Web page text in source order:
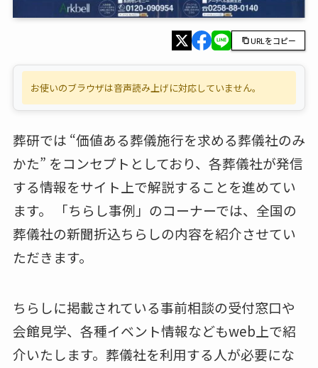
URLをコピー
お使いのブラウザは音声読み上げに対応していません。
葬研では “価値ある葬儀施行を求める葬儀社のみ
かた” をコンセプトとしており、各葬儀社が発信
する情報をサイト上で解説することを進めてい
ます。 「ちらし事例」のコーナーでは、全国の
葬儀社の新聞折込ちらしの内容を紹介させてい
ただきます。
ちらしに掲載されている事前相談の受付窓口や
会館見学、各種イベント情報などもweb上で紹
介いたします。葬儀社を利用する人が必要にな